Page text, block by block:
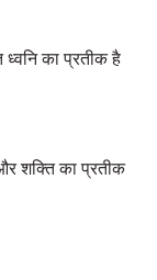
का प्रतीक है
शक्ति का प्रतीक